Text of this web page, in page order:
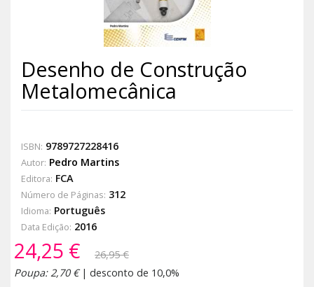
Desenho de Construção
Metalomecânica
ISBN: 9789727228416
Autor: Pedro Martins
Editora: FCA
Número de Páginas: 312
Idioma: Português
Data Edição: 2016
24,25 €
26,95 €
Poupa: 2,70 €| desconto de 10,0%